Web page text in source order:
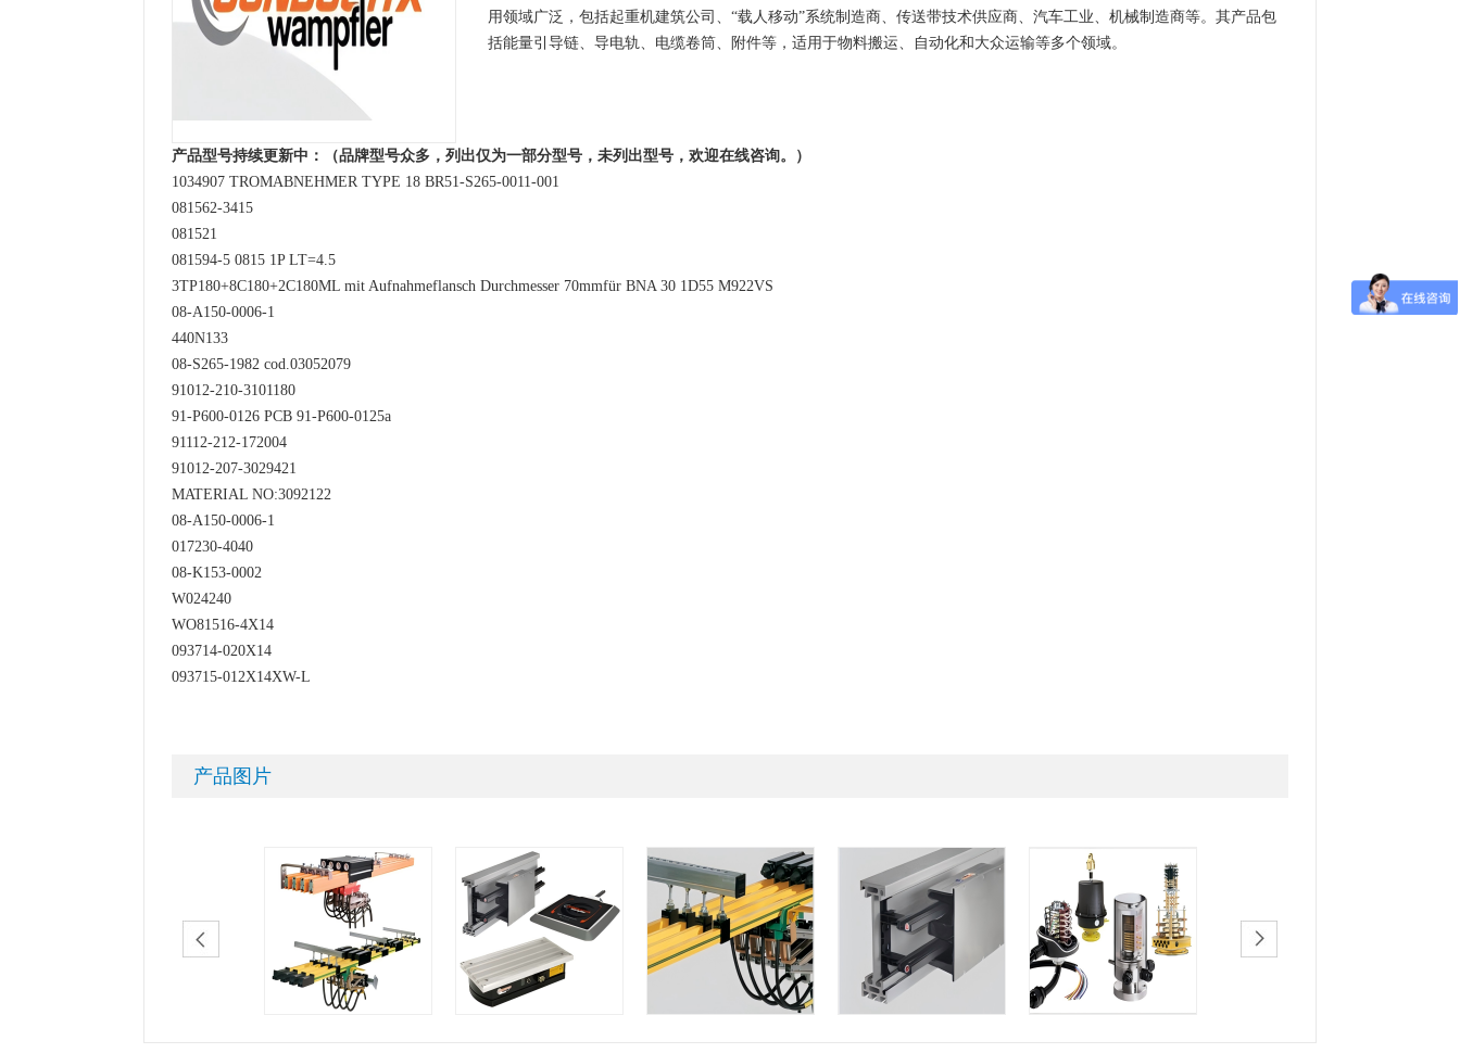
用领域广泛，包括起重机建筑公司、“载人移动”系统制造商、传送带技术供应商、汽车工业、机械制造商等。其产品包
括能量引导链、导电轨、电缆卷筒、附件等，适用于物料搬运、自动化和大众运输等多个领域。
产品型号持续更新中：（品牌型号众多，列出仅为一部分型号，未列出型号，欢迎在线咨询。）
1034907 TROMABNEHMER TYPE 18 BR51-S265-0011-001
081562-3415
081521
081594-5 0815 1P LT=4.5
3TP180+8C180+2C180ML mit Aufnahmeflansch Durchmesser 70mmfür BNA 30 1D55 M922VS
08-A150-0006-1
440N133
08-S265-1982 cod.03052079
91012-210-3101180
91-P600-0126 PCB 91-P600-0125a
91112-212-172004
91012-207-3029421
MATERIAL NO:3092122
08-A150-0006-1
017230-4040
08-K153-0002
W024240
WO81516-4X14
093714-020X14
093715-012X14XW-L
产品图片